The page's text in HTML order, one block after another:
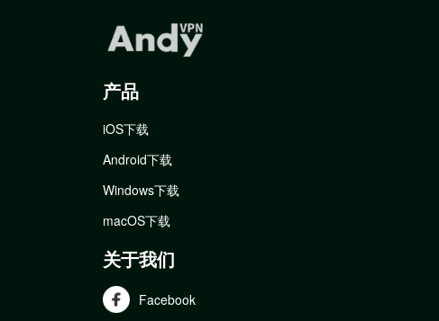
产品
iOS下载
Android下载
Windows下载
macOS下载
关于我们
Facebook